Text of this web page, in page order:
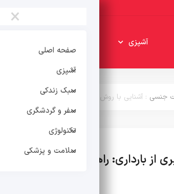
آشپزی
×
صفحه اصلی
آشپزی
سبک زندکی
سفر و گردشگری
تکنولوژی
سلامت و پزشکی
جنسی : آشنایی با روش های پیشگیری از بارداری:
از بارداری: راهنمای جامع برای